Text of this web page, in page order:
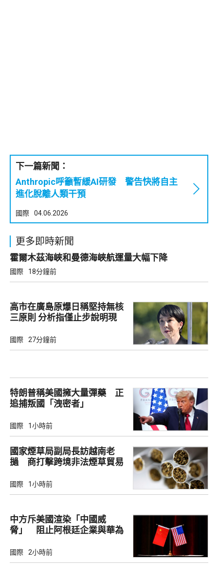
下一篇新聞：
Anthropic呼籲暫緩AI研發 警告快將自主
進化脫離人類干預
國際 04.06.2026
更多即時新聞
霍爾木茲海峽和曼德海峽航運量大幅下降
國際 18分鐘前
高市在廣島原爆日稱堅持無核
三原則 分析指僅止步說明現
國際 27分鐘前
特朗普稱美國擁大量彈藥 正
追捕叛國「洩密者」
國際 1小時前
國家煙草局副局長訪越南老
撾 商打擊跨境非法煙草貿易
國際 1小時前
中方斥美國渲染「中國威
脅」 阻止阿根廷企業與華為
國際 2小時前